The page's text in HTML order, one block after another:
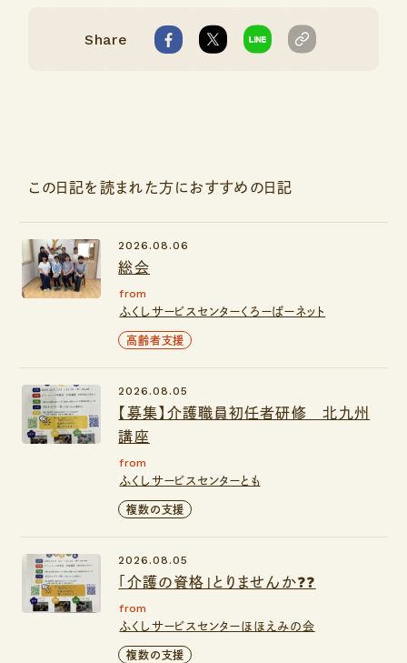
Share
この日記を読まれた方におすすめの日記
総会
2026.08.06
from
ふくしサービスセンターくろーばーネット
高齢者支援
【募集】介護職員初任者研修 北九州
講座
2026.08.05
from
ふくしサービスセンターとも
複数の支援
「介護の資格」とりませんか❓❓
2026.08.05
from
ふくしサービスセンターほほえみの会
複数の支援